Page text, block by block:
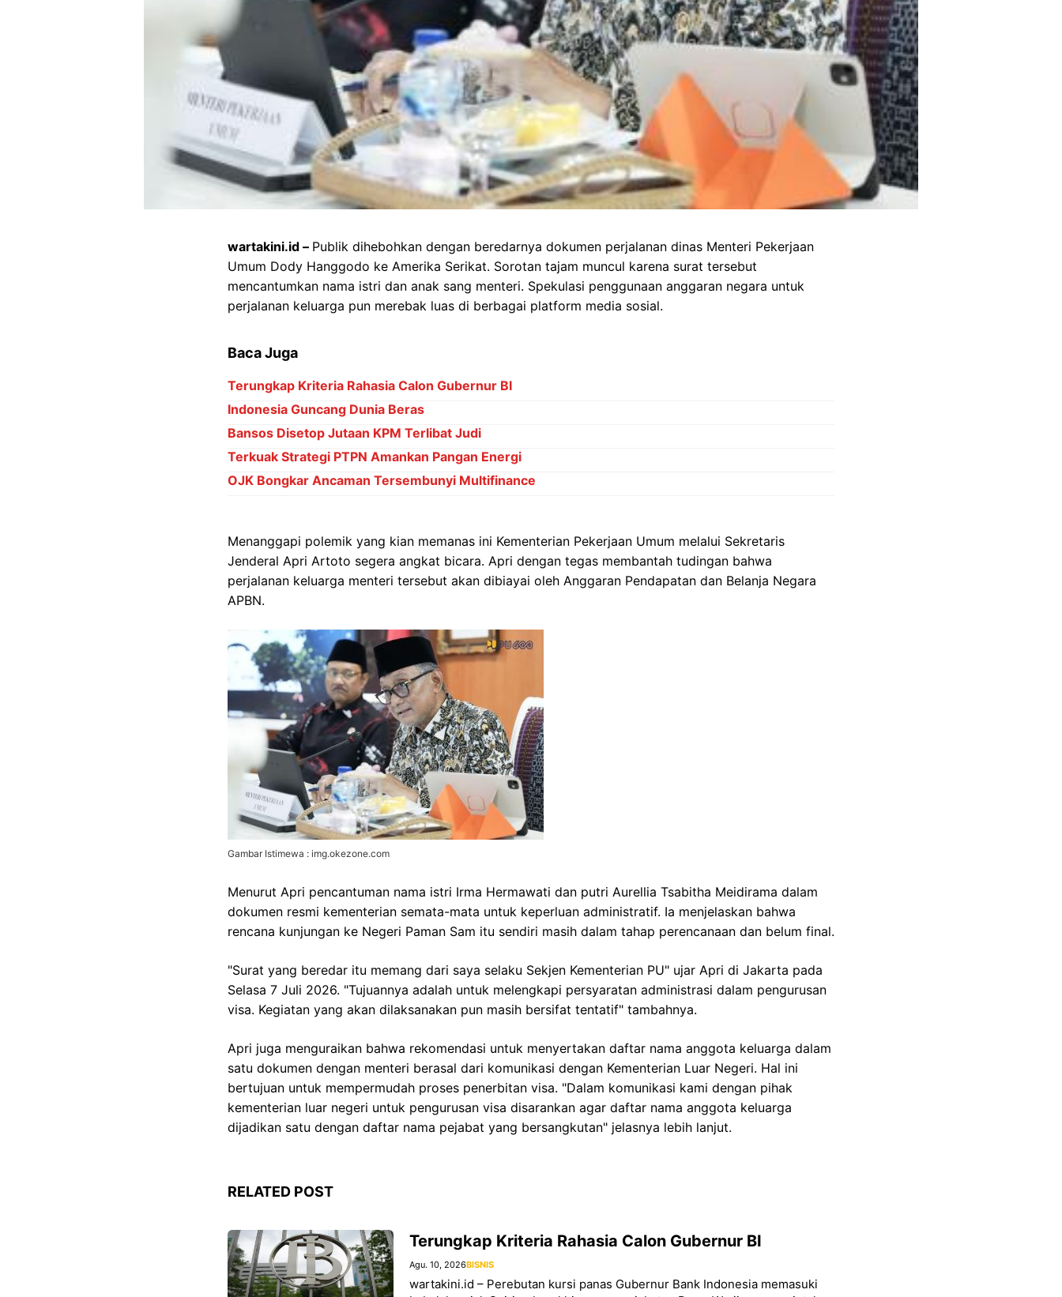
wartakini.id – Publik dihebohkan dengan beredarnya dokumen perjalanan dinas Menteri Pekerjaan
Umum Dody Hanggodo ke Amerika Serikat. Sorotan tajam muncul karena surat tersebut
mencantumkan nama istri dan anak sang menteri. Spekulasi penggunaan anggaran negara untuk
perjalanan keluarga pun merebak luas di berbagai platform media sosial.
Baca Juga
Terungkap Kriteria Rahasia Calon Gubernur BI
Indonesia Guncang Dunia Beras
Bansos Disetop Jutaan KPM Terlibat Judi
Terkuak Strategi PTPN Amankan Pangan Energi
OJK Bongkar Ancaman Tersembunyi Multifinance
Menanggapi polemik yang kian memanas ini Kementerian Pekerjaan Umum melalui Sekretaris
Jenderal Apri Artoto segera angkat bicara. Apri dengan tegas membantah tudingan bahwa
perjalanan keluarga menteri tersebut akan dibiayai oleh Anggaran Pendapatan dan Belanja Negara
APBN.
Gambar Istimewa : img.okezone.com
Menurut Apri pencantuman nama istri Irma Hermawati dan putri Aurellia Tsabitha Meidirama dalam
dokumen resmi kementerian semata-mata untuk keperluan administratif. Ia menjelaskan bahwa
rencana kunjungan ke Negeri Paman Sam itu sendiri masih dalam tahap perencanaan dan belum final.
"Surat yang beredar itu memang dari saya selaku Sekjen Kementerian PU" ujar Apri di Jakarta pada
Selasa 7 Juli 2026. "Tujuannya adalah untuk melengkapi persyaratan administrasi dalam pengurusan
visa. Kegiatan yang akan dilaksanakan pun masih bersifat tentatif" tambahnya.
Apri juga menguraikan bahwa rekomendasi untuk menyertakan daftar nama anggota keluarga dalam
satu dokumen dengan menteri berasal dari komunikasi dengan Kementerian Luar Negeri. Hal ini
bertujuan untuk mempermudah proses penerbitan visa. "Dalam komunikasi kami dengan pihak
kementerian luar negeri untuk pengurusan visa disarankan agar daftar nama anggota keluarga
dijadikan satu dengan daftar nama pejabat yang bersangkutan" jelasnya lebih lanjut.
RELATED POST
Terungkap Kriteria Rahasia Calon Gubernur BI
Agu. 10, 2026BISNIS
wartakini.id – Perebutan kursi panas Gubernur Bank Indonesia memasuki